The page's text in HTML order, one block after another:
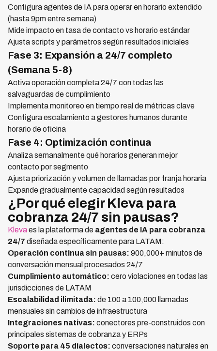
Configura agentes de IA para operar en horario extendido
(hasta 9pm entre semana)
Mide impacto en tasa de contacto vs horario estándar
Ajusta scripts y parámetros según resultados iniciales
Fase 3: Expansión a 24/7 completo
(Semana 5-8)
Activa operación completa 24/7 con todas las
salvaguardas de cumplimiento
Implementa monitoreo en tiempo real de métricas clave
Configura escalamiento a gestores humanos durante
horario de oficina
Fase 4: Optimización continua
Analiza semanalmente qué horarios generan mejor
contacto por segmento
Ajusta priorización y volumen de llamadas por franja horaria
Expande gradualmente capacidad según resultados
¿Por qué elegir Kleva para
cobranza 24/7 sin pausas?
Klevaes la plataforma de agentes de IA para cobranza
24/7 diseñada específicamente para LATAM:
Operación continua sin pausas: 900,000+ minutos de
conversación mensual procesados 24/7
Cumplimiento automático: cero violaciones en todas las
jurisdicciones de LATAM
Escalabilidad ilimitada: de 100 a 100,000 llamadas
mensuales sin cambios de infraestructura
Integraciones nativas: conectores pre-construidos con
principales sistemas de cobranza y ERPs
Soporte para 45 dialectos: conversaciones naturales en